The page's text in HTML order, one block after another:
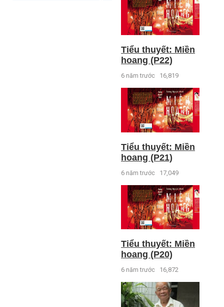
Tiểu thuyết: Miền
hoang (P22)
6 năm trước 16,819
Tiểu thuyết: Miền
hoang (P21)
6 năm trước 17,049
Tiểu thuyết: Miền
hoang (P20)
6 năm trước 16,872